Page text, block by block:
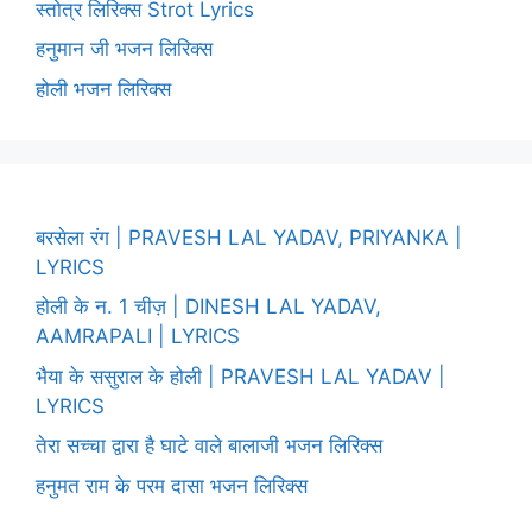
स्तोत्र लिरिक्स Strot Lyrics
हनुमान जी भजन लिरिक्स
होली भजन लिरिक्स
बरसेला रंग | PRAVESH LAL YADAV, PRIYANKA |
LYRICS
होली के न. 1 चीज़ | DINESH LAL YADAV,
AAMRAPALI | LYRICS
भैया के ससुराल के होली | PRAVESH LAL YADAV |
LYRICS
तेरा सच्चा द्वारा है घाटे वाले बालाजी भजन लिरिक्स
हनुमत राम के परम दासा भजन लिरिक्स